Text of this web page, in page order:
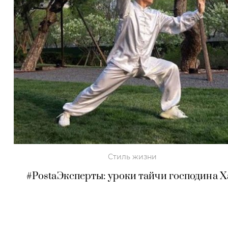
Стиль жизни
#PostaЭксперты: уроки тайчи господина